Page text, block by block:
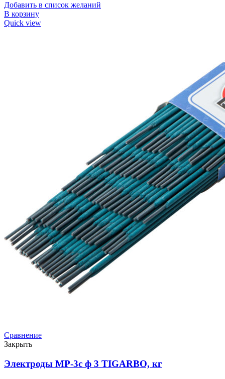
Добавить в список желаний
В корзину
Quick view
Сравнение
Закрыть
Электроды МР-3с ф 3 TIGARBO, кг